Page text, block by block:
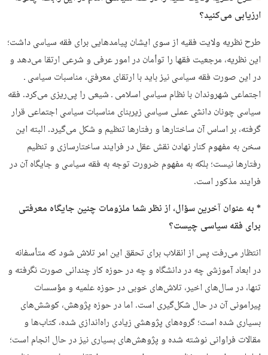
ارزیابی می‌کنید؟
طرح نظريه ولايت فقیه از سوی ايشان پيامدهايی برای فقه سياسی داشت؛
این نظریه، مرجعيت فقها را توأمان در امور عرفی و شرعی ارتقا می‌دهد و
در اين صورت فقه سياسی نيز بايد با ارتقای معرفتی، مناسبات سياسی ـ
اجتماعی شهروندان با نظام سياسی اسلامی ـ شيعی را پی‌ريزی می‌كرد. فقه
سیاسی چونان دانشی عملی سیاسی زیربنای مناسبات سیاسی اجتماعی قرار
گرفته، بر اساس آن ساختارها و رفتارها تنظیم و شکل می‌گیرد. البته این
سخن به مفهوم کنار نهادن نقش عقل در فرایند ساختارسازی و تنظیم
رفتارها نیست؛ بلکه به مفهوم ضرورت توجه به فقه سیاسی و جایگاه آن در
فرایند مذکور است.
* به عنوان آخرین سؤال، از نظر شما ملزومات چنین جایگاه معرفتی
برای فقه سیاسی چیست؟
انتظار می‌رفت پس از انقلاب برای تحقق اين امر تلاش شود كه متأسفانه
در ابعاد آموزشی چه در دانشگاه و چه در حوزه كار چندانی صورت نگرفته و
تنها، در سال‌های اخیر، تلاش‌های خوبی در حوزه علمیه و مؤسسات
پیرامونی آن در حال شکل‌گیری است. اما در حوزه پژوهش، كوشش‌های
بسياری شده است؛ گروه‌های پژوهشی زيادی راه‌اندازی شده، كتاب‌ها و
مقالات فراوانی نوشته شده و پژوهش‌های بسياری نيز در حال انجام است؛